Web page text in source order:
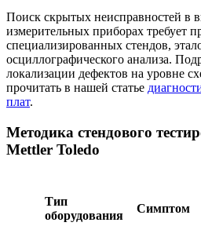
Поиск скрытых неисправностей в
измерительных приборах требует
специализированных стендов,
осциллографического анализа.
локализации дефектов на уровне
прочитать в нашей статье
плат.
Методика стендового
Mettler Toledo
Тип
оборудования
Симптом